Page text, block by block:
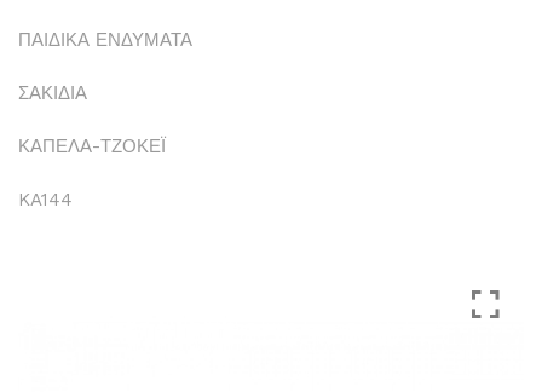
ΠΑΙΔΙΚΑ ΕΝΔΥΜΑΤΑ
ΣΑΚΙΔΙΑ
ΚΑΠΕΛΑ-ΤΖΟΚΕΪ
KA144